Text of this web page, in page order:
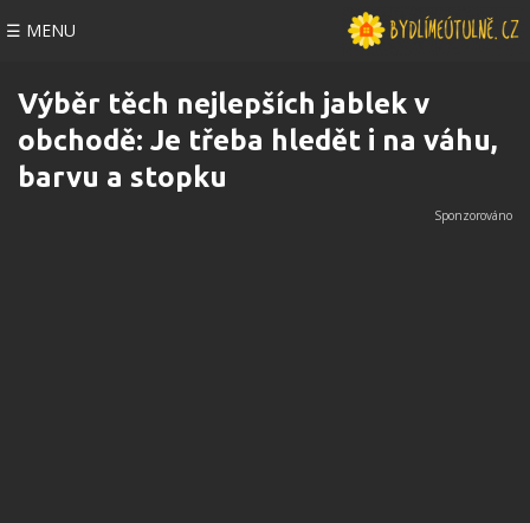
☰ MENU
Výběr těch nejlepších jablek v
obchodě: Je třeba hledět i na váhu,
barvu a stopku